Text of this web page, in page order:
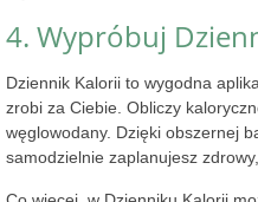
4. Wypróbuj
Dziennik Kalorii to wygodna
zrobi za Ciebie. Obliczy
węglowodany. Dzięki obszernej
samodzielnie zaplanujesz